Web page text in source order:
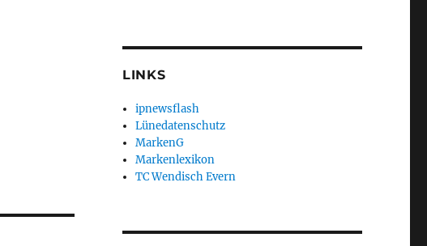
LINKS
ipnewsflash
Lünedatenschutz
MarkenG
Markenlexikon
TC Wendisch Evern